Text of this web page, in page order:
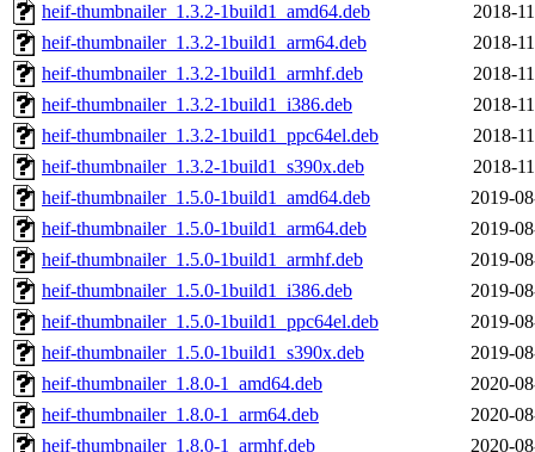
heif-thumbnailer_1.3.2-1build1_amd64.deb
2018-
heif-thumbnailer_1.3.2-1build1_arm64.deb
2018-
heif-thumbnailer_1.3.2-1build1_armhf.deb
2018-
heif-thumbnailer_1.3.2-1build1_i386.deb
2018-
heif-thumbnailer_1.3.2-1build1_ppc64el.deb
2018-
heif-thumbnailer_1.3.2-1build1_s390x.deb
2018-
heif-thumbnailer_1.5.0-1build1_amd64.deb
2019-
heif-thumbnailer_1.5.0-1build1_arm64.deb
2019-
heif-thumbnailer_1.5.0-1build1_armhf.deb
2019-
heif-thumbnailer_1.5.0-1build1_i386.deb
2019-
heif-thumbnailer_1.5.0-1build1_ppc64el.deb
2019-
heif-thumbnailer_1.5.0-1build1_s390x.deb
2019-
heif-thumbnailer_1.8.0-1_amd64.deb
2020-
heif-thumbnailer_1.8.0-1_arm64.deb
2020-
heif-thumbnailer_1.8.0-1_armhf.deb
2020-